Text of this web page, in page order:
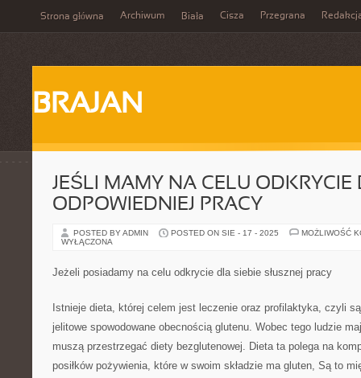
Strona główna Archiwum Biała Cisza Przegrana
BRAJAN
JEŚLI MAMY NA CELU ODKRYCIE
ODPOWIEDNIEJ PRACY
POSTED BY ADMIN POSTED ON SIE - 17 - 2025
MOŻLIWOŚĆ
WYŁĄCZONA
Jeżeli posiadamy na celu odkrycie dla siebie słusznej pracy
Istnieje dieta, której celem jest leczenie oraz profilaktyka, czyli
jelitowe spowodowane obecnością glutenu. Wobec tego ludzie
muszą przestrzegać diety bezglutenowej. Dieta ta polega na
posiłków pożywienia, które w swoim składzie ma gluten, Są to